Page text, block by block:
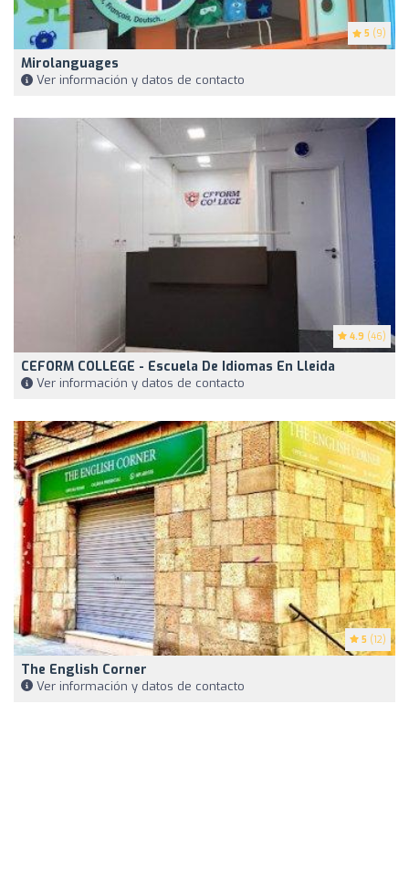
5 (9)
Mirolanguages
Ver información y datos de contacto
4.9 (46)
CEFORM COLLEGE - Escuela De Idiomas En Lleida
Ver información y datos de contacto
5 (12)
The English Corner
Ver información y datos de contacto